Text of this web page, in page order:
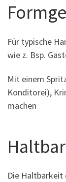
Für typische
wie z. Bsp.
Mit einem
Konditorei),
machen
Die